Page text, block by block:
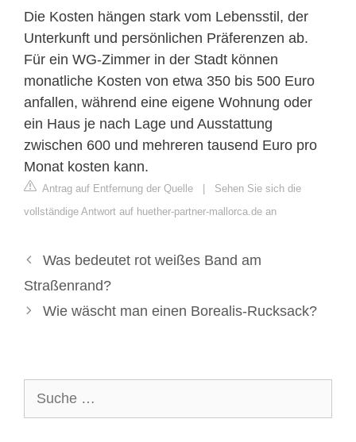
Die Kosten hängen stark vom Lebensstil, der
Unterkunft und persönlichen Präferenzen ab.
Für ein WG-Zimmer in der Stadt können
monatliche Kosten von etwa 350 bis 500 Euro
anfallen, während eine eigene Wohnung oder
ein Haus je nach Lage und Ausstattung
zwischen 600 und mehreren tausend Euro pro
Monat kosten kann.
Antrag auf Entfernung der Quelle | Sehen Sie sich die
vollständige Antwort auf huether-partner-mallorca.de an
Was bedeutet rot weißes Band am
Straßenrand?
Wie wäscht man einen Borealis-Rucksack?
nach: